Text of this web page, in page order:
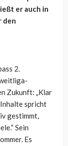
er auch in
den
2.
Zukunft: „Klar
spricht
gestimmt,
Sein
Es